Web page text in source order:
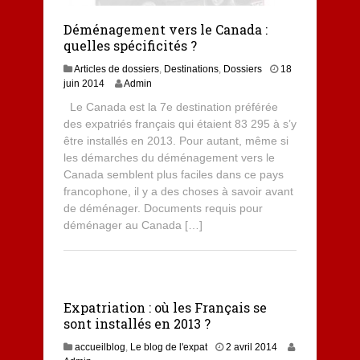
Déménagement vers le Canada :
quelles spécificités ?
Articles de dossiers, Destinations, Dossiers
18
juin 20141
o
c
t
o
e
2
0
Admin
Le Canada est la 7e destination préférée
des expatriés français qui étaient 83 295 à s’y
être installés en 2013. Pour autant, même si
les démarches du déménagement vers le
Canada semblent plus faciles dans ce pays
francophone, il y a des choses à savoir avant
de déménager. Documents requis pour
déménager au Canada […]
Expatriation : où les Français se
sont installés en 2013 ?
accueilblog, Le blog de l'expat 2 avril 20142